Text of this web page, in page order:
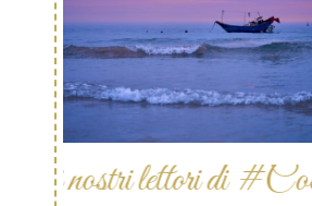
lettori di #Cocos